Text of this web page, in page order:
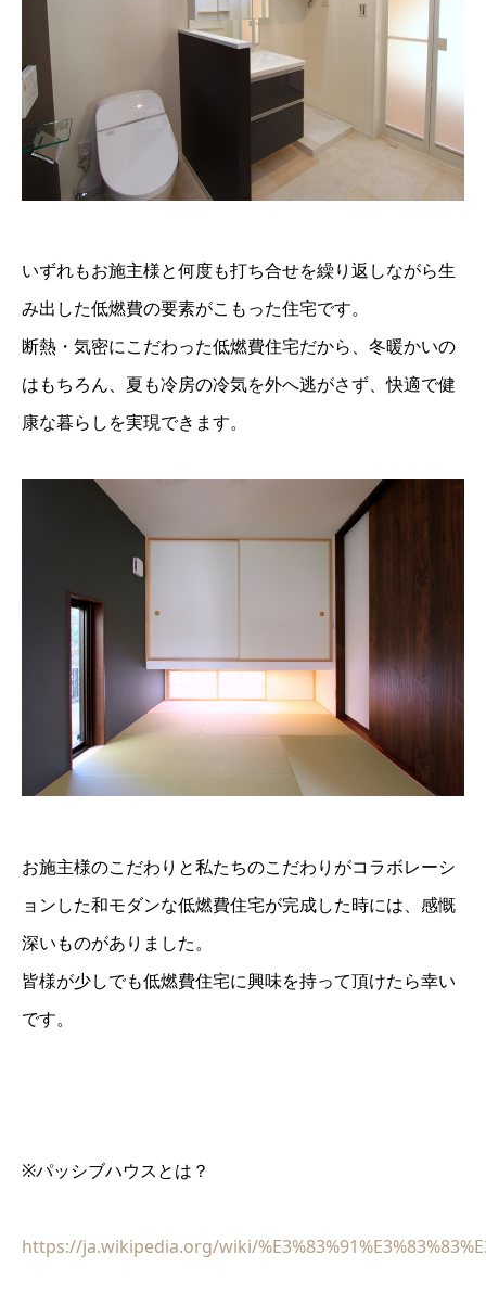
いずれもお施主様と何度も打ち合せを繰り返しながら生
み出した低燃費の要素がこもった住宅です。
断熱・気密にこだわった低燃費住宅だから、冬暖かいの
はもちろん、夏も冷房の冷気を外へ逃がさず、快適で健
康な暮らしを実現できます。
お施主様のこだわりと私たちのこだわりがコラボレーシ
ョンした和モダンな低燃費住宅が完成した時には、感慨
深いものがありました。
皆様が少しでも低燃費住宅に興味を持って頂けたら幸い
です。
※パッシブハウスとは？
https://ja.wikipedia.org/wiki/